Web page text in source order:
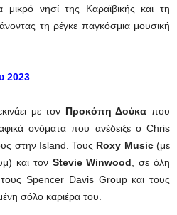
νησί της Καραϊβικής και τη
τη ρέγκε παγκόσμια μουσική
2023
με τον Προκόπη Δούκα που
ονόματα που ανέδειξε ο Chris
στην Island. Τους Roxy Music(με
και τον Stevie Winwood , σε όλη
Spencer Davis Group και τους
σόλο καριέρα του.